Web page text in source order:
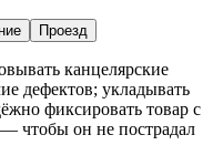
Проезд
канцелярские
дефектов; укладывать
фиксировать товар с
чтобы он не пострадал